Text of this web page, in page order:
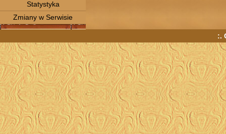
Statystyka
Zmiany w Serwisie
:.